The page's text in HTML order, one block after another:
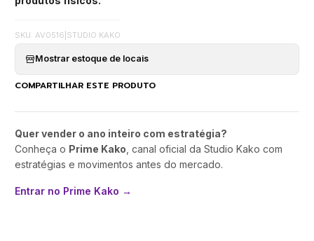
SKU: AV0516 STUDIO KAKO
Mostrar estoque de locais
COMPARTILHAR ESTE PRODUTO
Quer vender o ano inteiro com estratégia?
Conheça o Prime Kako , canal oficial da Studio Kako com
estratégias e movimentos antes do mercado.
Entrar no Prime Kako →